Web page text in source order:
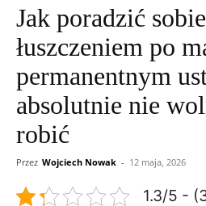
Jak poradzić
łuszczeniem po
permanentnym
absolutnie nie
robić
Przez Wojciech Nowak - 12 maja, 2026
1.3/5 -